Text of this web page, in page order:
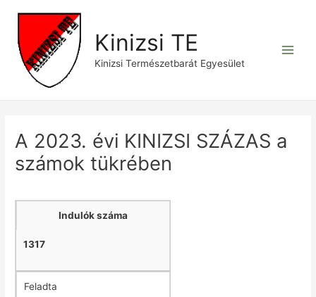
content
Kinizsi TE
Kinizsi Természetbarát Egyesület
A 2023. évi KINIZSI SZÁZAS a
számok tükrében
Indulók száma
1317
Feladta